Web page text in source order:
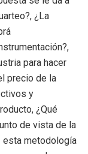
¿La
para hacer
precio de la
y
¿Qué
de vista de la
esta metodología